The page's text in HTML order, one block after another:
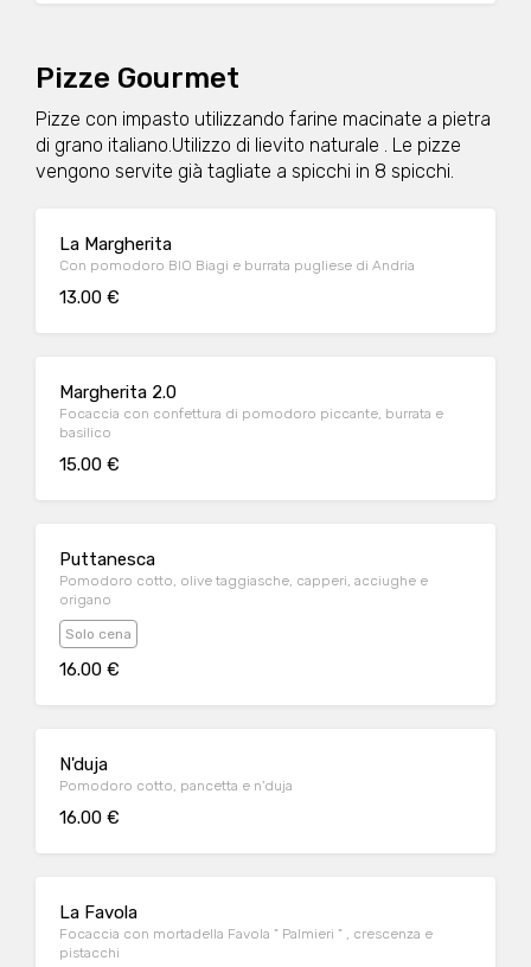
Pizze Gourmet
Pizze con impasto utilizzando farine macinate a pietra
di grano italiano.Utilizzo di lievito naturale . Le pizze
vengono servite già tagliate a spicchi in 8 spicchi.
La Margherita
Con pomodoro BIO Biagi e burrata pugliese di Andria
13.00 €
Margherita 2.0
Focaccia con confettura di pomodoro piccante, burrata e
basilico
15.00 €
Puttanesca
Pomodoro cotto, olive taggiasche, capperi, acciughe e
origano
Solo cena
16.00 €
N'duja
Pomodoro cotto, pancetta e n'duja
16.00 €
La Favola
Focaccia con mortadella Favola " Palmieri " , crescenza e
pistacchi